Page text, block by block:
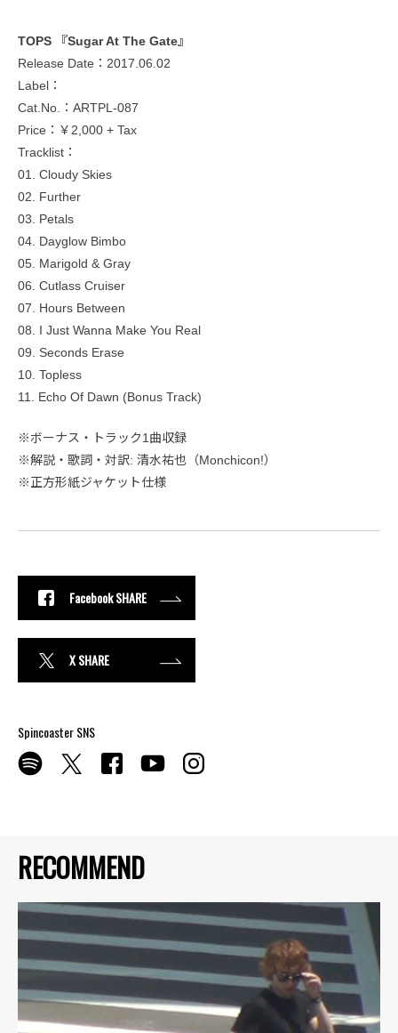
RECOMMEND
TOPS 『Sugar At The Gate』
Release Date：2017.06.02
Label：
Cat.No.：ARTPL-087
Price：￥2,000 + Tax
Tracklist：
01. Cloudy Skies
02. Further
03. Petals
04. Dayglow Bimbo
05. Marigold & Gray
06. Cutlass Cruiser
07. Hours Between
08. I Just Wanna Make You Real
09. Seconds Erase
10. Topless
11. Echo Of Dawn (Bonus Track)
※ボーナス・トラック1曲収録
※解説・歌詞・対訳: 清水祐也（Monchicon!）
※正方形紙ジャケット仕様
Facebook SHARE
X SHARE
Spincoaster SNS